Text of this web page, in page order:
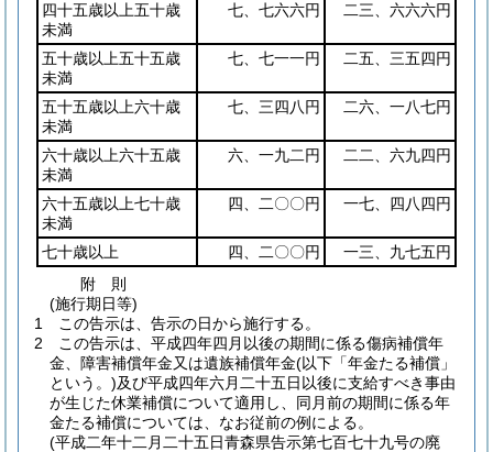
四十五歳以上五十歳
未満
七、七六六円 二三、六六六円
五十歳以上五十五歳
未満
七、七一一円 二五、三五四円
五十五歳以上六十歳
未満
七、三四八円 二六、一八七円
六十歳以上六十五歳
未満
六、一九二円 二二、六九四円
六十五歳以上七十歳
未満
四、二〇〇円 一七、四八四円
七十歳以上 四、二〇〇円
一三、九七五円
附 則
(施行期日等)
1
この告示は、告示の日から施行する。
2
この告示は、平成四年四月以後の期間に係る傷病補償年
金、障害補償年金又は遺族補償年金(以下「年金たる補償」
という。)及び平成四年六月二十五日以後に支給すべき事由
が生じた休業補償について適用し、同月前の期間に係る年
金たる補償については、なお従前の例による。
(平成二年十二月二十五日青森県告示第七百七十九号の廃